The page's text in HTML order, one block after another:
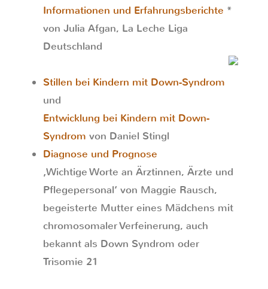
Informationen und Erfahrungsberichte *
von Julia Afgan, La Leche Liga
Deutschland
Stillen bei Kindern mit Down-Syndrom
und
Entwicklung bei Kindern mit Down-
Syndrom von Daniel Stingl
Diagnose und Prognose
‚Wichtige Worte an Ärztinnen, Ärzte und
Pflegepersonal‘ von Maggie Rausch,
begeisterte Mutter eines Mädchens mit
chromosomaler Verfeinerung, auch
bekannt als Down Syndrom oder
Trisomie 21